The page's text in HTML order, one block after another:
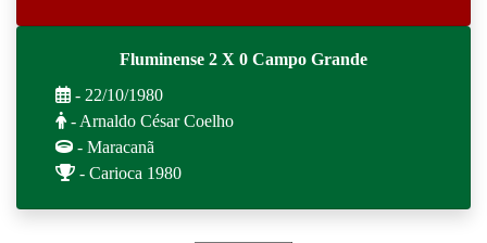
Fluminense 2 X 0 Campo Grande
- 22/10/1980
- Arnaldo César Coelho
- Maracanã
- Carioca 1980